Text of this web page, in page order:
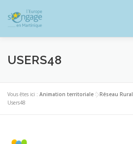
contenu
PROGRAMMES J’AI UN PROJET
USERS48
Vous êtes ici : Animation territoriale >Réseau Rural
Users48